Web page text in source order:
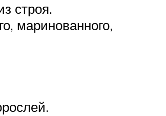
строя.
маринованного,